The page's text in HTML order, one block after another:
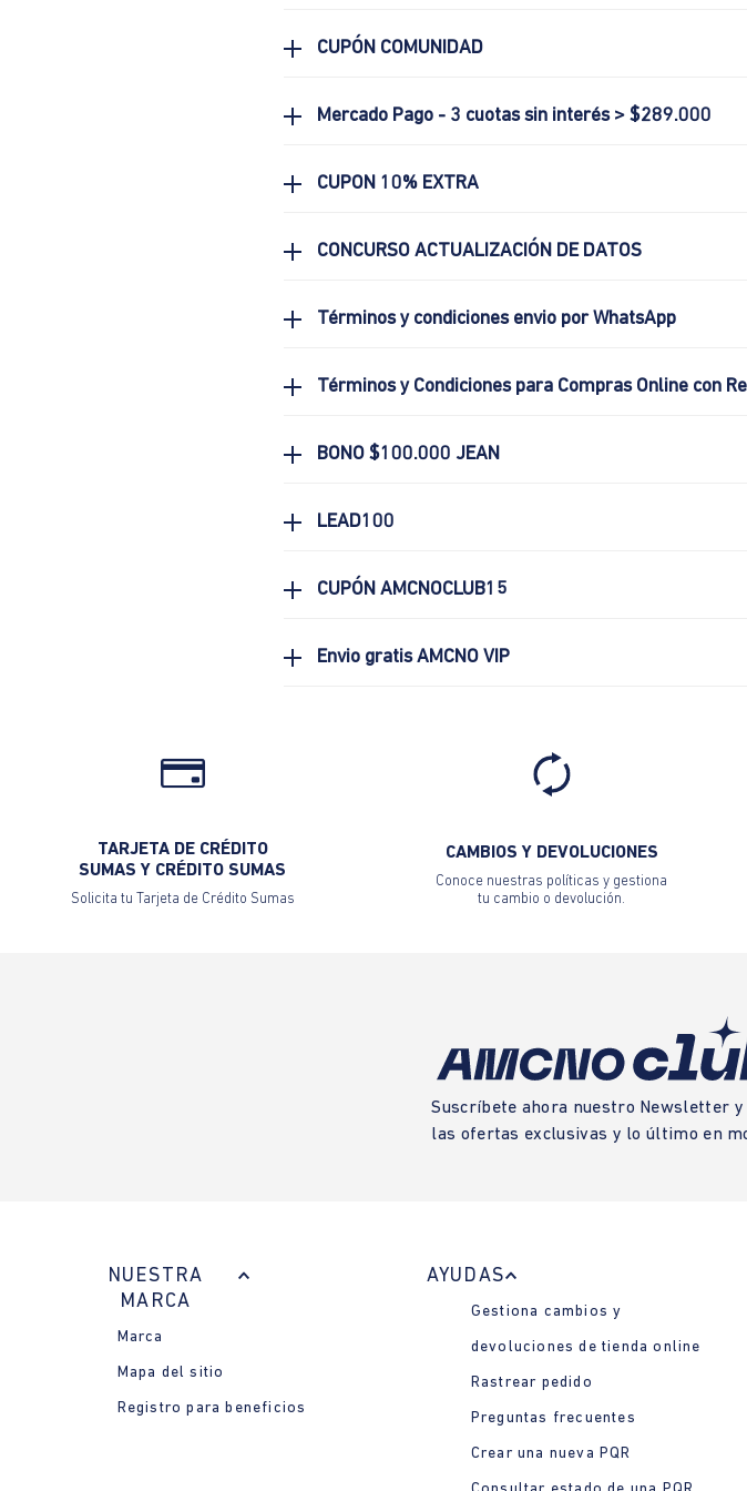
CUPÓN COMUNIDAD
Mercado Pago - 3 cuotas sin interés > $289.000
CUPON 10% EXTRA
CONCURSO ACTUALIZACIÓN DE DATOS
Términos y condiciones envio por WhatsApp
Términos y Condiciones para Compras Online con
BONO $100.000 JEAN
LEAD100
CUPÓN AMCNOCLUB15
Envio gratis AMCNO VIP
TARJETA DE CRÉDITO
SUMAS Y CRÉDITO SUMAS
Solicita tu Tarjeta de Crédito Sumas
CAMBIOS Y DEVOLUCIONES
Conoce nuestras políticas y gestiona
tu cambio o devolución.
Suscríbete ahora nuestro Newsletter y
las ofertas exclusivas y lo último en
NUESTRA
MARCA
Marca
Mapa del sitio
Registro para beneficios
AYUDAS
Gestiona cambios y
devoluciones de tienda online
Rastrear pedido
Preguntas frecuentes
Crear una nueva PQR